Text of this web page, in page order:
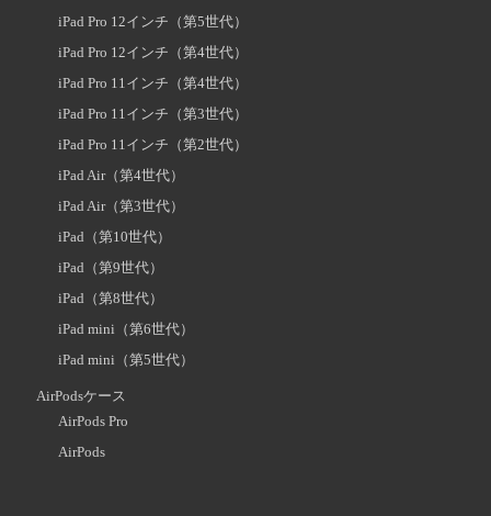
iPad Pro 12インチ（第5世代）
iPad Pro 12インチ（第4世代）
iPad Pro 11インチ（第4世代）
iPad Pro 11インチ（第3世代）
iPad Pro 11インチ（第2世代）
iPad Air（第4世代）
iPad Air（第3世代）
iPad（第10世代）
iPad（第9世代）
iPad（第8世代）
iPad mini（第6世代）
iPad mini（第5世代）
AirPodsケース
AirPods Pro
AirPods